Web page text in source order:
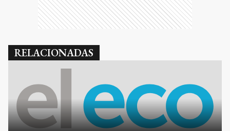
RELACIONADAS